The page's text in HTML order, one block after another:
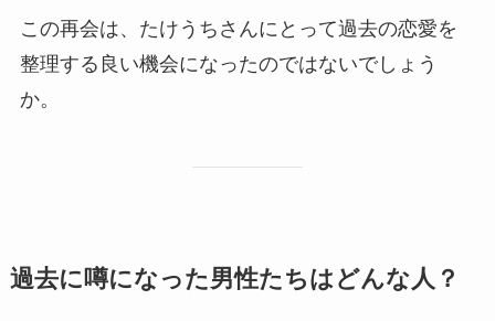
この再会は、たけうちさんにとって過去の恋愛を
整理する良い機会になったのではないでしょう
か。
過去に噂になった男性たちはどんな人？